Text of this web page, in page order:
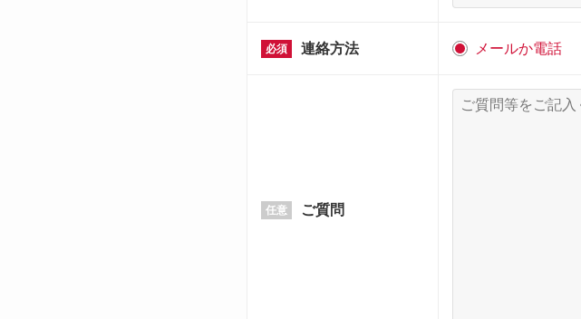
必須 連絡方法 メールか電話
任意 ご質問